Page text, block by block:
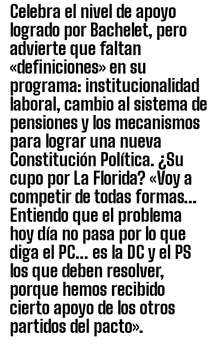
Celebra el nivel de apoyo
logrado por Bachelet, pero
advierte que faltan
«definiciones» en su
programa: institucionalidad
laboral, cambio al sistema de
pensiones y los mecanismos
para lograr una nueva
Constitución Política. ¿Su
cupo por La Florida? «Voy a
competir de todas formas…
Entiendo que el problema
hoy día no pasa por lo que
diga el PC… es la DC y el PS
los que deben resolver,
porque hemos recibido
cierto apoyo de los otros
partidos del pacto».